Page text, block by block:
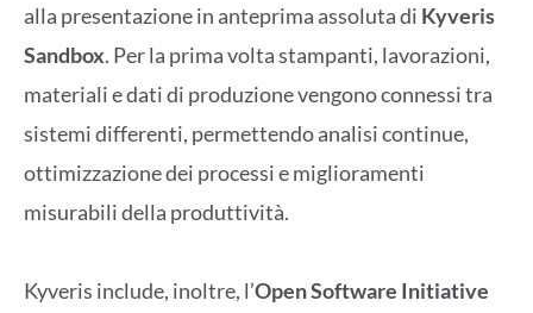
alla presentazione in anteprima assoluta di Kyveris
Sandbox. Per la prima volta stampanti, lavorazioni,
materiali e dati di produzione vengono connessi tra
sistemi differenti, permettendo analisi continue,
ottimizzazione dei processi e miglioramenti
misurabili della produttività.
Kyveris include, inoltre, l’OpenSoftware Initiative